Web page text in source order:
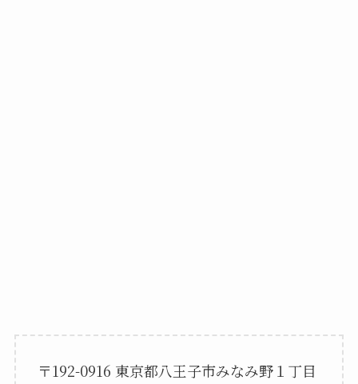
〒192-0916 東京都八王子市みなみ野１丁目